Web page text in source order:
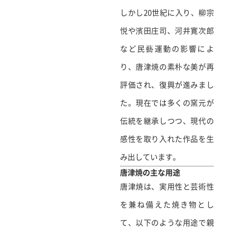
しかし20世紀に入り、柳宗
悦や濱田庄司、河井寛次郎
など民藝運動の影響によ
り、唐津焼の素朴な美が再
評価され、復興が進みまし
た。現在では多くの窯元が
伝統を継承しつつ、現代の
感性を取り入れた作品を生
み出しています。
唐津焼の主な用途
唐津焼は、実用性と芸術性
を兼ね備えた焼き物とし
て、以下のような用途で親